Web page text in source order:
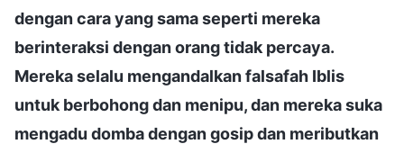
dengan cara yang sama seperti mereka
berinteraksi dengan orang tidak percaya.
Mereka selalu mengandalkan falsafah Iblis
untuk berbohong dan menipu, dan mereka suka
mengadu domba dengan gosip dan meributkan